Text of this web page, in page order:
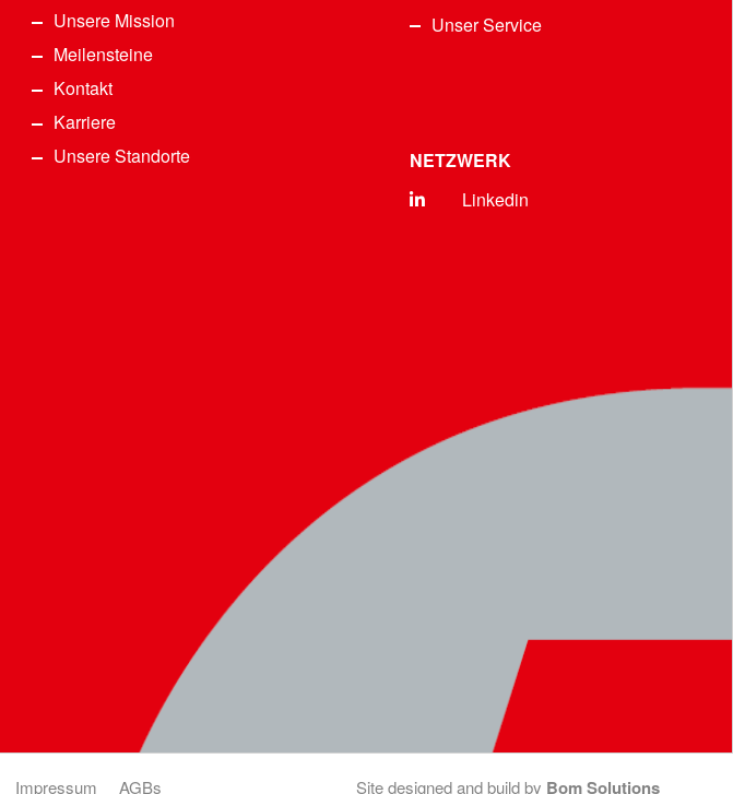
Unsere Mission
Meilensteine
Kontakt
Karriere
Unsere Standorte
Unser Service
NETZWERK
Linkedin
Impressum AGBs Site designed and build by Bom Solutions